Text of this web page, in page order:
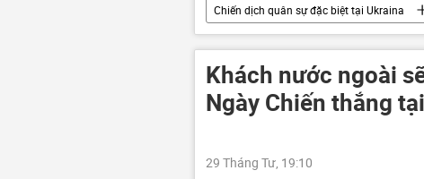
Chiến dịch quân sự đặc biệt tại Ukraina
Maria Zakharova
năng lượng hạt
Video
Khách nước ngoài
Ngày Chiến thắng
29 Tháng Tư, 19:10